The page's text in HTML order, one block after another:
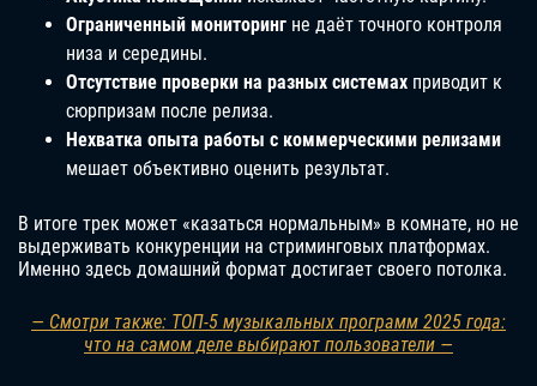
Ограниченный мониторинг не даёт точного контроля
низа и середины.
Отсутствие проверки на разных системах приводит к
сюрпризам после релиза.
Нехватка опыта работы с коммерческими релизами
мешает объективно оценить результат.
В итоге трек может «казаться нормальным» в комнате, но не
выдерживать конкуренции на стриминговых платформах.
Именно здесь домашний формат достигает своего потолка.
— Смотри также: ТОП-5 музыкальных программ 2025 года:
что на самом деле выбирают пользователи —